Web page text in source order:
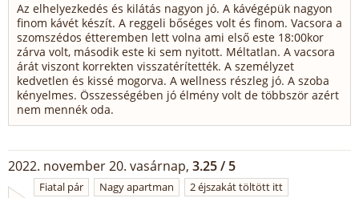
Az elhelyezkedés és kilátás nagyon jó. A kávégépük nagyon
finom kávét készít. A reggeli bőséges volt és finom. Vacsora a
szomszédos étteremben lett volna ami első este 18:00kor
zárva volt, második este ki sem nyitott. Méltatlan. A vacsora
árát viszont korrekten visszatérítették. A személyzet
kedvetlen és kissé mogorva. A wellness részleg jó. A szoba
kényelmes. Összességében jó élmény volt de többször azért
nem mennék oda.
2022. november 20. vasárnap, 3.25 / 5
Fiatal pár Nagy apartman 2 éjszakát töltött itt